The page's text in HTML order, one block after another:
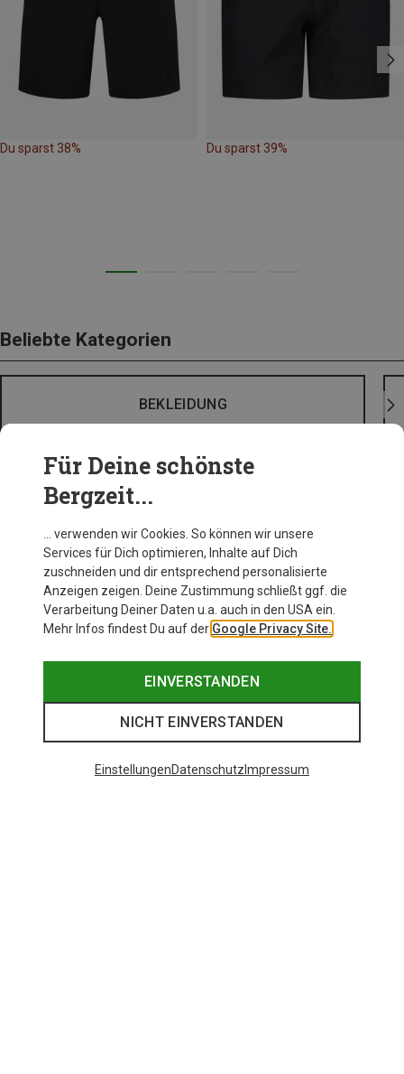
Du sparst 38% Du sparst 39%
Beliebte Kategorien
BEKLEIDUNG
Für Deine schönste
Bergzeit...
… verwenden wir Cookies. So können wir unsere
Services für Dich optimieren, Inhalte auf Dich
zuschneiden und dir entsprechend personalisierte
Anzeigen zeigen. Deine Zustimmung schließt ggf. die
Verarbeitung Deiner Daten u.a. auch in den USA ein.
Mehr Infos findest Du auf der Google Privacy Site.
EINVERSTANDEN
NICHT EINVERSTANDEN
EinstellungenDatenschutz Impressum